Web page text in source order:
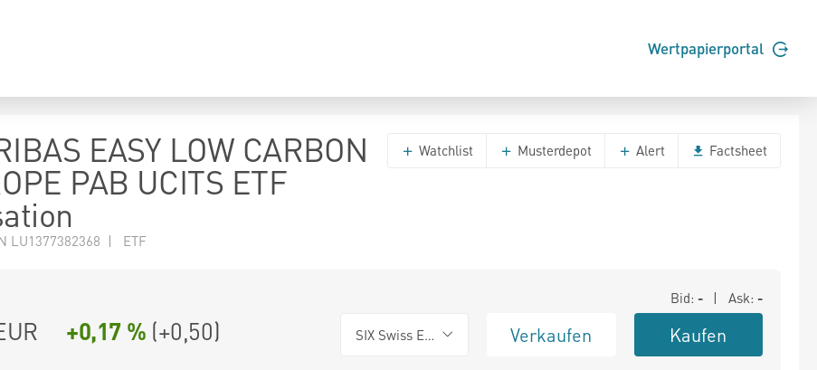
Wertpapierportal
EASY LOW CARBON
PAB UCITS ETF
LU1377382368 | ETF
Watchlist Musterdepot Alert Factsheet
Bid: - | Ask: -
+0,17 % (+0,50) SIX Swiss Exchange Verkaufen Kaufen